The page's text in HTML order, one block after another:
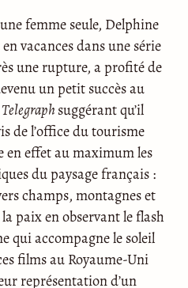
femme seule, Delphine
vacances dans une série
une rupture, a profité de
un petit succès au
suggérant qu’il
de l’office du tourisme
effet au maximum les
du paysage français :
champs, montagnes et
paix en observant le flash
qui accompagne le soleil
films au Royaume-Uni
représentation d’un